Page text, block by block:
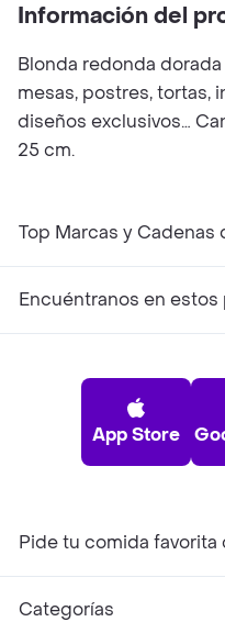
Información del
Blonda redonda
mesas, postres, tortas,
diseños exclusivos…
25 cm.
Top Marcas y Cadenas
Encuéntranos en estos
App Store
Pide tu comida favorita
Categorías